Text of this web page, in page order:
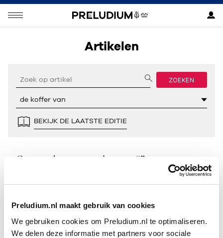
Preludium.nl maakt gebruik van cookies
We gebruiken cookies om Preludium.nl te optimaliseren.
We delen deze informatie met partners voor sociale
Artikelen
ZOEKEN
BEKIJK DE LAATSTE EDITIE
Geen resultaten gevonden voor “”.